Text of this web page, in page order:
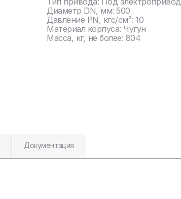
Диаметр DN, мм: 500
Давление PN, кгс/см²: 10
Материал корпуса: Чугун
Масса, кг, не более: 804
Документация